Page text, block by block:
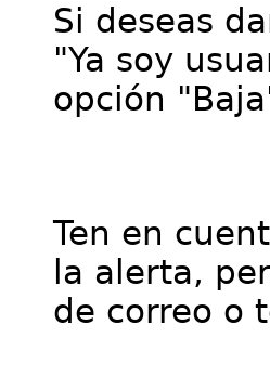
Si deseas
"Ya soy
opción
Ten en
la alerta,
de correo o